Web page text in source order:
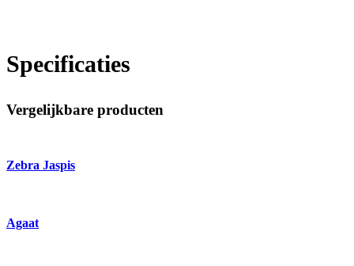
Specificaties
Vergelijkbare producten
Zebra Jaspis
Agaat